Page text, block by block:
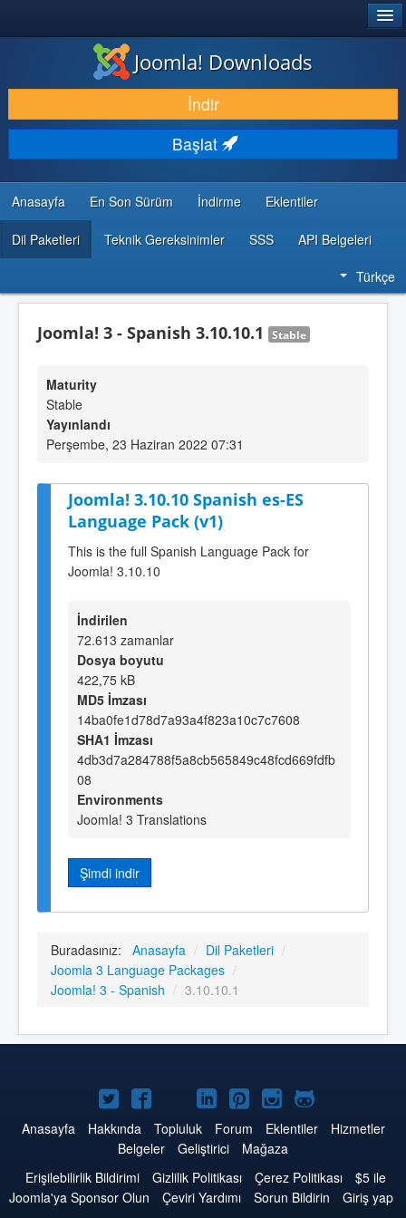
İNDIR & GENIŞLET
KEŞFET & ÖĞREN
TOPLULUK & DESTEK
GELIŞTIRICI KAYNAKLARI
Joomla! Downloads
İndir
Başlat
Anasayfa En Son Sürüm İndirme Eklentiler
Dil Paketleri Teknik Gereksinimler SSS API Belgeleri
Türkçe
Joomla! 3 - Spanish 3.10.10.1 Stable
Maturity
Stable
Yayınlandı
Perşembe, 23 Haziran 2022 07:31
Joomla! 3.10.10 Spanish es-ES
Language Pack (v1)
This is the full Spanish Language Pack for
Joomla! 3.10.10
İndirilen
72.613 zamanlar
Dosya boyutu
422,75 kB
MD5 İmzası
14ba0fe1d78d7a93a4f823a10c7c7608
SHA1 İmzası
4db3d7a284788f5a8cb565849c48fcd669fdfb
08
Environments
Joomla! 3 Translations
Şimdi indir
Buradasınız: Anasayfa / Dil Paketleri /
Joomla 3 Language Packages /
Joomla! 3 - Spanish / 3.10.10.1
Twitter'da
Joomla
Facebook'da
Joomla
YouTube'da
Joomla
LinkedIn'de
Joomla
Pinterest'de
Joomla
Instagram'da
Joomla
GitHub'da
Joomla
Anasayfa Hakkında Topluluk Forum Eklentiler
Hizmetler
Belgeler
Geliştirici
Mağaza
Erişilebilirlik Bildirimi
Gizlilik Politikası Çerez Politikası
$5 ile
Joomla'ya Sponsor Olun
Çeviri Yardımı Sorun Bildirin
Giriş yap